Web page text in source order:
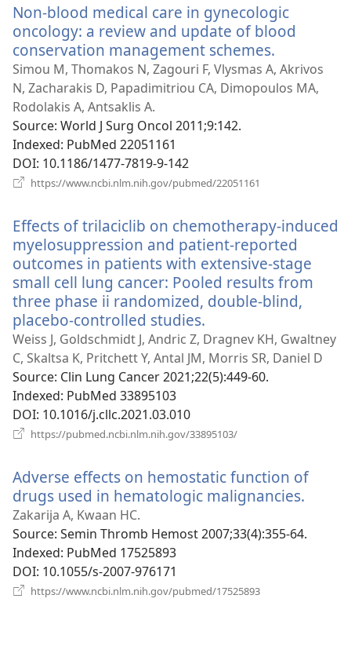
вікні)
Non-blood medical care in gynecologic
oncology: a review and update of blood
conservation management schemes.
у
новому
Simou M, Thomakos N, Zagouri F, Vlysmas A, Akrivos
N, Zacharakis D, Papadimitriou CA, Dimopoulos MA,
Rodolakis A, Antsaklis A.
Source‎: World J Surg Oncol 2011;9:142.
Indexed‎: PubMed 22051161
DOI‎: 10.1186/1477-7819-9-142
https://www.ncbi.nlm.nih.gov/pubmed/22051161
вікні)
Effects of trilaciclib on chemotherapy-induced
myelosuppression and patient-reported
outcomes in patients with extensive-stage
small cell lung cancer: Pooled results from
three phase ii randomized, double-blind,
placebo-controlled studies.
у
новому
вікні)
Weiss J, Goldschmidt J, Andric Z, Dragnev KH, Gwaltney
C, Skaltsa K, Pritchett Y, Antal JM, Morris SR, Daniel D
Source‎: Clin Lung Cancer 2021;22(5):449-60.
Indexed‎: PubMed 33895103
DOI‎: 10.1016/j.cllc.2021.03.010
https://pubmed.ncbi.nlm.nih.gov/33895103/
вікні)
Adverse effects on hemostatic function of
drugs used in hematologic malignancies.
Zakarija A, Kwaan HC.
Source‎: Semin Thromb Hemost 2007;33(4):355-64.
Indexed‎: PubMed 17525893
DOI‎: 10.1055/s-2007-976171
https://www.ncbi.nlm.nih.gov/pubmed/17525893